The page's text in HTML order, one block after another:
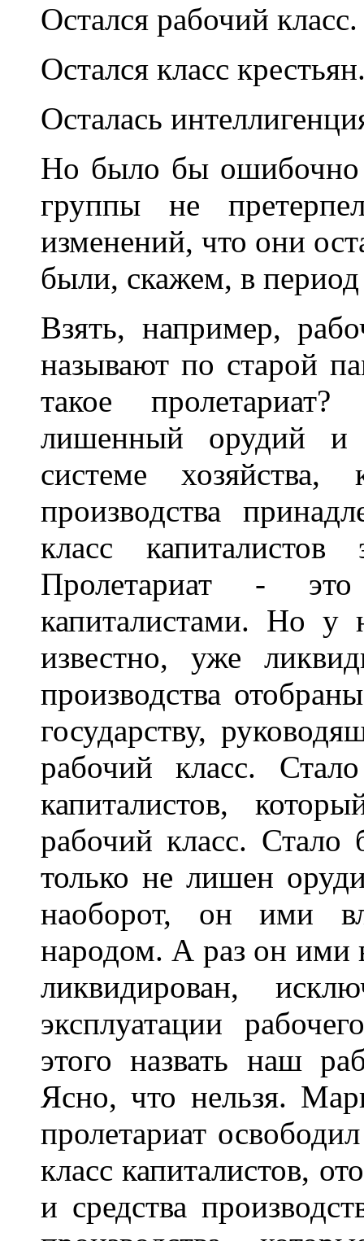
Остался рабочий класс.
Остался класс
Осталась
Но было бы ошибочно
группы не
изменений, что они
были, скажем, в период
Взять, например,
называют по старой
такое
лишенный орудий и
системе
производства
класс капиталистов
Пролетариат - это
капиталистами. Но у
известно, уже
производства
государству,
рабочий класс.
капиталистов,
рабочий класс.
только не лишен
наоборот, он ими
народом. А раз он ими
ликвидирован,
эксплуатации
этого назвать наш
Ясно, что нельзя.
пролетариат
класс капиталистов,
и средства